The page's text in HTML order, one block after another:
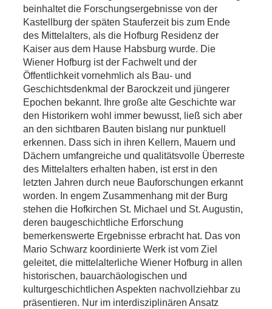
beinhaltet die Forschungsergebnisse von der
Kastellburg der späten Stauferzeit bis zum Ende
des Mittelalters, als die Hofburg Residenz der
Kaiser aus dem Hause Habsburg wurde. Die
Wiener Hofburg ist der Fachwelt und der
Öffentlichkeit vornehmlich als Bau- und
Geschichtsdenkmal der Barockzeit und jüngerer
Epochen bekannt. Ihre große alte Geschichte war
den Historikern wohl immer bewusst, ließ sich aber
an den sichtbaren Bauten bislang nur punktuell
erkennen. Dass sich in ihren Kellern, Mauern und
Dächern umfangreiche und qualitätsvolle Überreste
des Mittelalters erhalten haben, ist erst in den
letzten Jahren durch neue Bauforschungen erkannt
worden. In engem Zusammenhang mit der Burg
stehen die Hofkirchen St. Michael und St. Augustin,
deren baugeschichtliche Erforschung
bemerkenswerte Ergebnisse erbracht hat. Das von
Mario Schwarz koordinierte Werk ist vom Ziel
geleitet, die mittelalterliche Wiener Hofburg in allen
historischen, bauarchäologischen und
kulturgeschichtlichen Aspekten nachvollziehbar zu
präsentieren. Nur im interdisziplinären Ansatz